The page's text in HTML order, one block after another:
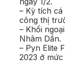
– Kỳ tích
công thị
– Khối
Nhâm Dần.
– Pyn Elite
2023 ở mức